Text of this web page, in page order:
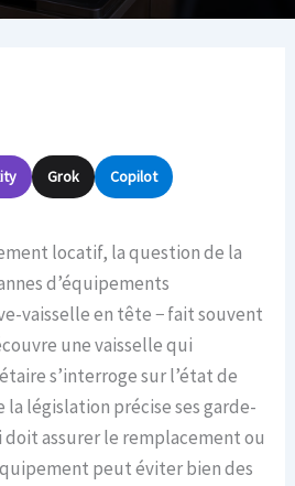
Grok Copilot
locatif, la question de la
d’équipements
vaisselle en tête − fait souvent
une vaisselle qui
s’interroge sur l’état de
législation précise ses garde-
assurer le remplacement ou
peut éviter bien des